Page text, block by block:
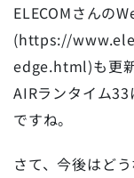
ELECOMさんの
(https://
edge.html)も更
AIRランタイム
ですね。
さて、今後はど